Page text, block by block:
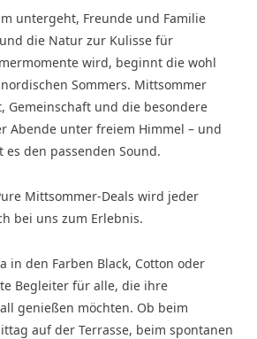
untergeht, Freunde und Familie
die Natur zur Kulisse für
wird, beginnt die wohl
Sommers. Mittsommer
Gemeinschaft und die besondere
Abende unter freiem Himmel – und
den passenden Sound.
Mittsommer-Deals wird jeder
bei uns zum Erlebnis.
in den Farben Black, Cotton oder
Begleiter für alle, die ihre
genießen möchten. Ob beim
auf der Terrasse, beim spontanen